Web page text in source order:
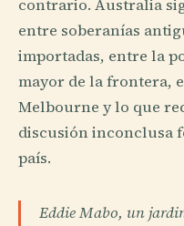
contrario. Australia
entre soberanías
importadas, entre la
mayor de la frontera,
Melbourne y lo que
discusión inconclusa
país.
Eddie Mabo, un